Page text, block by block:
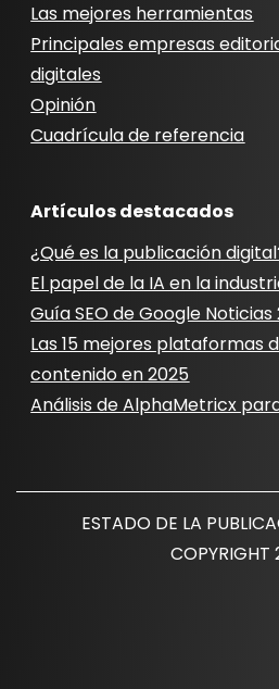
Las mejores herramientas
Principales empresas
digitales
Opinión
Cuadrícula de referencia
Artículos destacados
¿Qué es la publicación
El papel de la IA en la
Guía SEO de Google Noticias
Las 15 mejores plataformas
contenido en 2025
Análisis de AlphaMetricx
ESTADO DE LA
COPYRIGHT